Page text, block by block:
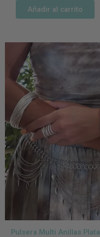
Añadir al carrito
Pulsera Multi Anillas Plata